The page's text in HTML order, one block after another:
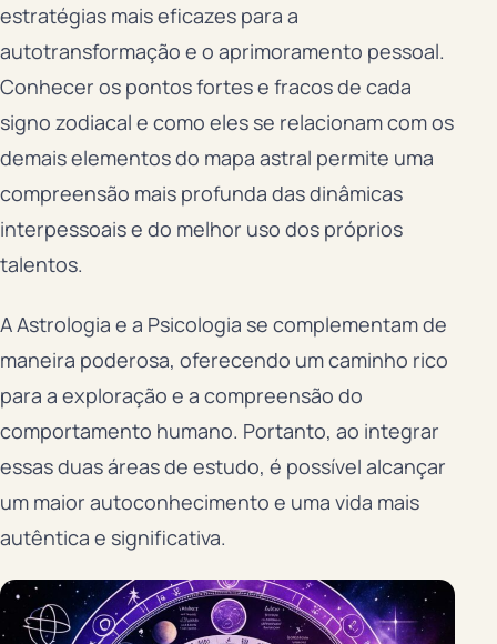
estratégias mais eficazes para a
autotransformação e o aprimoramento pessoal.
Conhecer os pontos fortes e fracos de cada
signo zodiacal e como eles se relacionam com os
demais elementos do mapa astral permite uma
compreensão mais profunda das dinâmicas
interpessoais e do melhor uso dos próprios
talentos.
A Astrologia e a Psicologia se complementam de
maneira poderosa, oferecendo um caminho rico
para a exploração e a compreensão do
comportamento humano. Portanto, ao integrar
essas duas áreas de estudo, é possível alcançar
um maior autoconhecimento e uma vida mais
autêntica e significativa.